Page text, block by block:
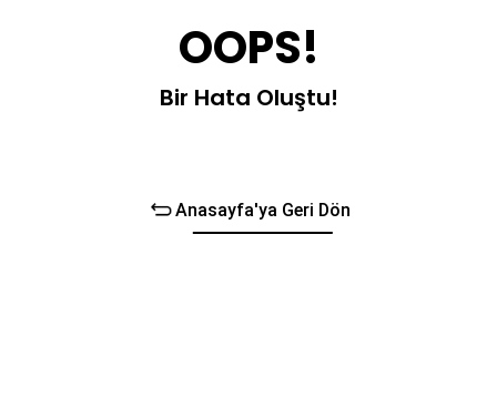
OOPS!
Bir Hata Oluştu!
Anasayfa'ya Geri Dön